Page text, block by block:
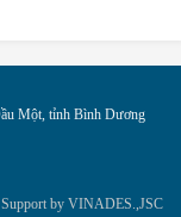
Một, tỉnh Bình Dương
by VINADES.,JSC